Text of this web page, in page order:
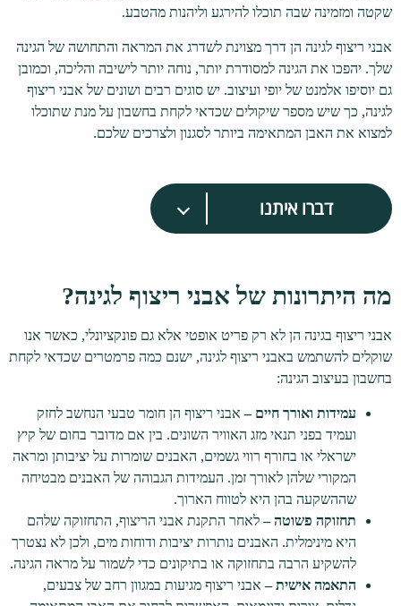
שקטה ומזמינה שבה תוכלו להירגע וליהנות מהטבע.
אבני ריצוף לגינה הן דרך מצוינת לשדרג את המראה והתחושה של הגינה
שלך. יהפכו את הגינה למסודרת יותר, נוחה יותר לישיבה והליכה, וכמובן
גם יוסיפו אלמנט של יופי ועיצוב. יש סוגים רבים ושונים של אבני ריצוף
לגינה, כך שיש מספר שיקולים שכדאי לקחת בחשבון על מנת שתוכלו
למצוא את האבן המתאימה ביותר לסגנון ולצרכים שלכם.
דברו איתנו
מה היתרונות של אבני ריצוף לגינה?
אבני ריצוף בגינה הן לא רק פריט אופטי אלא גם פונקציונלי, כאשר אנו
שוקלים להשתמש באבני ריצוף לגינה, ישנם כמה פרמטרים שכדאי לקחת
בחשבון בעיצוב הגינה:
עמידות ואורך חיים –אבני ריצוף הן חומר טבעי הנחשב לחזק
ועמיד בפני תנאי מזג האוויר השונים. בין אם מדובר בחום של קיץ
ישראלי או בחורף רווי גשמים, האבנים שומרות על יציבותן ומראה
המקורי שלהן לאורך זמן. העמידות הגבוהה של האבנים מבטיחה
שההשקעה בהן היא לטווח הארוך.
תחזוקה פשוטה –לאחר התקנת אבני הריצוף, התחזוקה שלהם
היא מינימלית. האבנים נותרות יציבות ודוחות מים, ולכן לא נצטרך
להשקיע הרבה בתחזוקה או בתיקונים כדי לשמור על מראה הגינה.
התאמה אישית –אבני ריצוף מגיעות במגוון רחב של צבעים,